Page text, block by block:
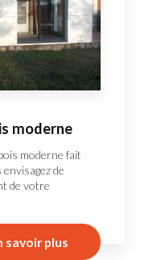
moderne
moderne fait
de
de votre
savoir plus